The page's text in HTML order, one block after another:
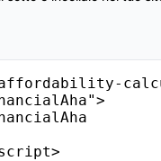
affordability-